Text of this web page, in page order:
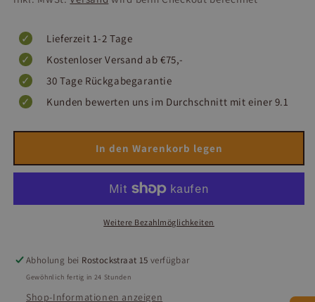
Lieferzeit 1-2 Tage
Kostenloser Versand ab €75,-
30 Tage Rückgabegarantie
Kunden bewerten uns im Durchschnitt mit einer 9.1
In den Warenkorb legen
Weitere Bezahlmöglichkeiten
Abholung bei Rostockstraat 15 verfügbar
Gewöhnlich fertig in 24 Stunden
Shop-Informationen anzeigen